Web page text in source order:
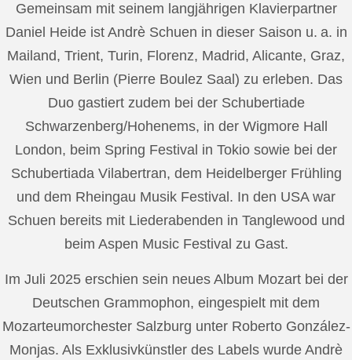
Gemeinsam mit seinem langjährigen Klavierpartner
Daniel Heide ist Andrè Schuen in dieser Saison u. a. in
Mailand, Trient, Turin, Florenz, Madrid, Alicante, Graz,
Wien und Berlin (Pierre Boulez Saal) zu erleben. Das
Duo gastiert zudem bei der Schubertiade
Schwarzenberg/Hohenems, in der Wigmore Hall
London, beim Spring Festival in Tokio sowie bei der
Schubertiada Vilabertran, dem Heidelberger Frühling
und dem Rheingau Musik Festival. In den USA war
Schuen bereits mit Liederabenden in Tanglewood und
beim Aspen Music Festival zu Gast.
Im Juli 2025 erschien sein neues Album Mozart bei der
Deutschen Grammophon, eingespielt mit dem
Mozarteumorchester Salzburg unter Roberto González-
Monjas. Als Exklusivkünstler des Labels wurde Andrè